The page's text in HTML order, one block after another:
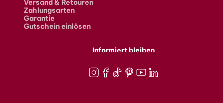
Versand & Retouren
Zahlungsarten
Garantie
Gutschein einlösen
Informiert bleiben